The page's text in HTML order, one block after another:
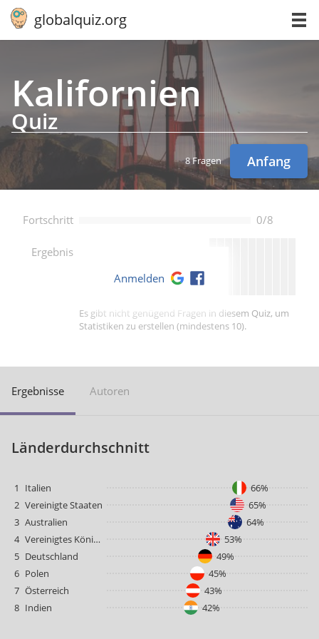
globalquiz.org
Ka­li­for­ni­en
Quiz
8 Fragen Anfang
Fortschritt 0/8
Ergebnis --
Es gibt nicht genügend Fragen in diesem Quiz, um
Statistiken zu erstellen (mindestens 10).
Anmelden
Ergebnisse Autoren
Länderdurchschnitt
1 Italien
66%
2 Vereinigte Staaten
65%
3 Australien
64%
4
Vereinigtes Königreich
53%
5 Deutschland
49%
6 Polen
45%
7 Österreich
43%
8 Indien 42%